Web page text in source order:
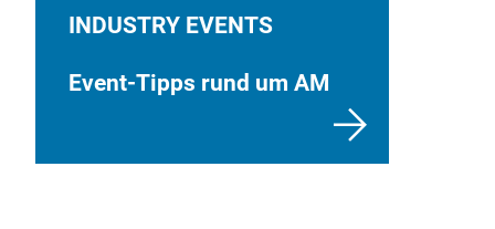
INDUSTRY EVENTS
Event-Tipps rund um AM